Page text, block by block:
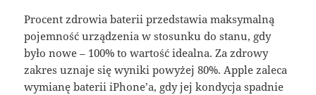
Procent zdrowia baterii przedstawia maksymalną
pojemność urządzenia w stosunku do stanu, gdy
było nowe – 100% to wartość idealna. Za zdrowy
zakres uznaje się wyniki powyżej 80%. Apple zaleca
wymianę baterii iPhone’a, gdy jej kondycja spadnie